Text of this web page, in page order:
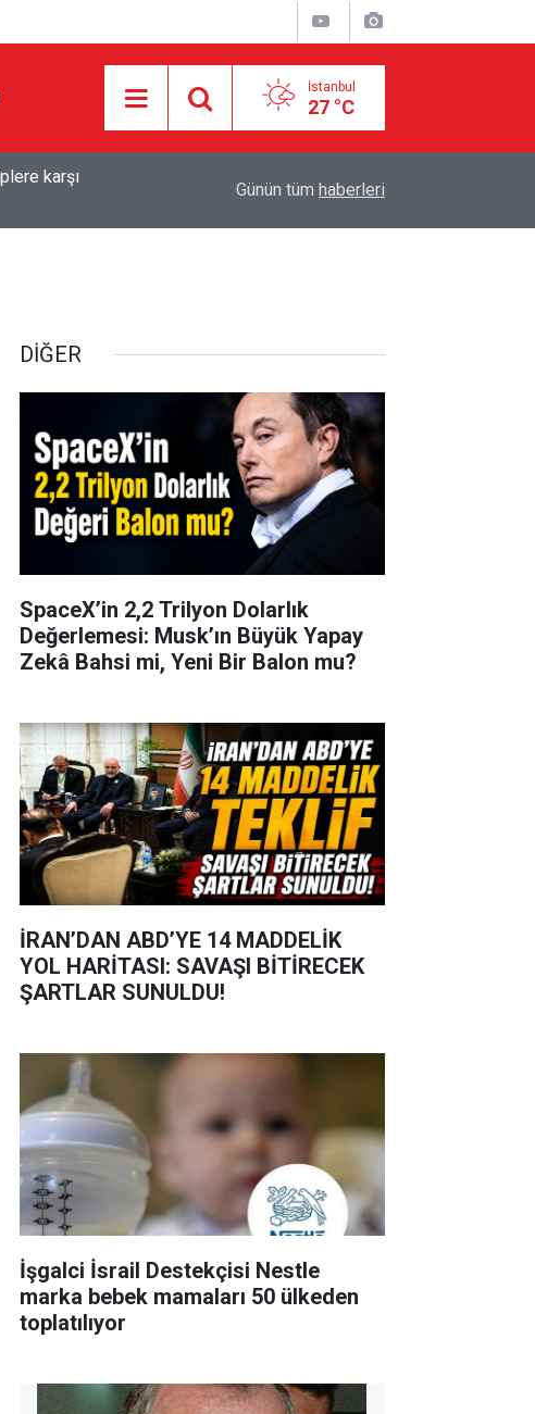
İstanbul
27 °C
HÜRMÜZ PAZARLIĞINDA İŞGALCİ ABD’NİN
Günün tüm haberleri
DİĞER
SpaceX’in 2,2 Trilyon Dolarlık
Değerlemesi: Musk’ın Büyük Yapay
Zekâ Bahsi mi, Yeni Bir Balon mu?
İRAN’DAN ABD’YE 14 MADDELİK
YOL HARİTASI: SAVAŞI BİTİRECEK
ŞARTLAR SUNULDU!
İşgalci İsrail Destekçisi Nestle
marka bebek mamaları 50 ülkeden
toplatılıyor